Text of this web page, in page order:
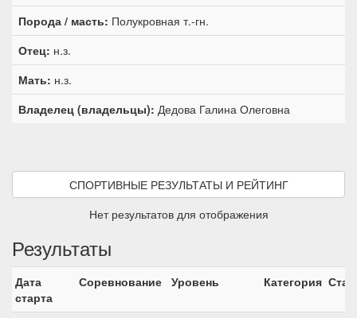
Порода / масть: Полукровная т.-гн.
Отец: н.з.
Мать: н.з.
Владелец (владельцы): Дедова Галина Олеговна
СПОРТИВНЫЕ РЕЗУЛЬТАТЫ И РЕЙТИНГ
Нет результатов для отображения
Результаты
Дата
старта
Соревнование Уровень Категория